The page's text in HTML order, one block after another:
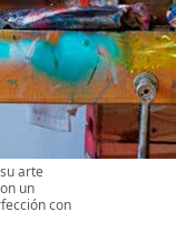
arte
un
con